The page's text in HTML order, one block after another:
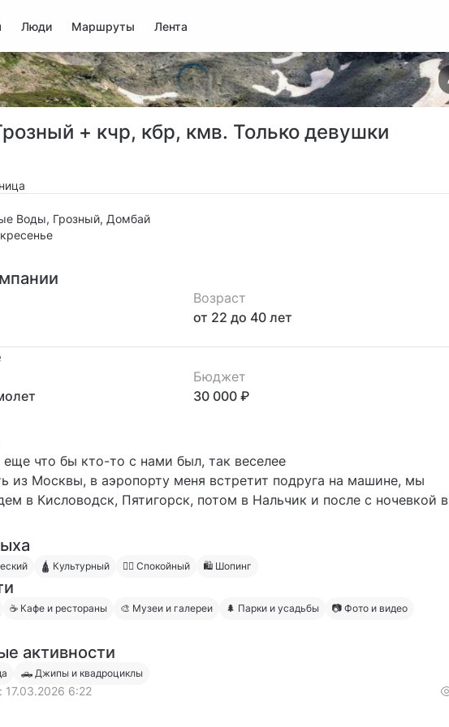
Люди Маршруты Лента
+ кчр, кбр, кмв. Только девушки
Воды, Грозный, Домбай
Возраст
от 22 до 40 лет
Бюджет
30 000 ₽
что бы кто-то с нами был, так веселее
из Москвы, в аэропорту меня встретит подруга на машине, мы
в Кисловодск, Пятигорск, потом в Нальчик и после с ночевкой в
Теберда, Архыз, Медовые водопады и тд
🛕 Культурный 🧍‍♂️ Спокойный 🛍 Шопинг
☕️ Кафе и рестораны 🎨 Музеи и галереи 🌲 Парки и усадьбы
📷 Фото и видео
активности
🛻 Джипы и квадроциклы
17.03.2026 6:22